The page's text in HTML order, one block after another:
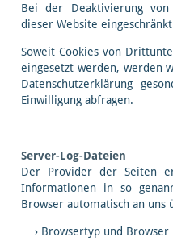
Bei der Deaktivierung
dieser Website
Soweit Cookies von
eingesetzt werden, werden
Datenschutzerklärung
Einwilligung abfragen.
Server-Log-Dateien
Der Provider der Seiten
Informationen in so
Browser automatisch an
Browsertyp und Browser